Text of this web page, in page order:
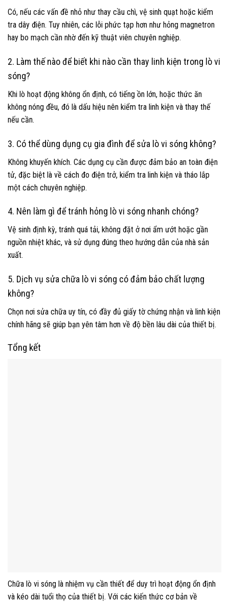
Có, nếu các vấn đề nhỏ như thay cầu chì, vệ sinh quạt hoặc kiểm
tra dây điện. Tuy nhiên, các lỗi phức tạp hơn như hỏng magnetron
hay bo mạch cần nhờ đến kỹ thuật viên chuyên nghiệp.
2. Làm thế nào để biết khi nào cần thay linh kiện trong lò vi
sóng?
Khi lò hoạt động không ổn định, có tiếng ồn lớn, hoặc thức ăn
không nóng đều, đó là dấu hiệu nên kiểm tra linh kiện và thay thế
nếu cần.
3. Có thể dùng dụng cụ gia đình để sửa lò vi sóng không?
Không khuyến khích. Các dụng cụ cần được đảm bảo an toàn điện
tử, đặc biệt là về cách đo điện trở, kiểm tra linh kiện và tháo lắp
một cách chuyên nghiệp.
4. Nên làm gì để tránh hỏng lò vi sóng nhanh chóng?
Vệ sinh định kỳ, tránh quá tải, không đặt ở nơi ẩm ướt hoặc gần
nguồn nhiệt khác, và sử dụng đúng theo hướng dẫn của nhà sản
xuất.
5. Dịch vụ sửa chữa lò vi sóng có đảm bảo chất lượng
không?
Chọn nơi sửa chữa uy tín, có đầy đủ giấy tờ chứng nhận và linh kiện
chính hãng sẽ giúp bạn yên tâm hơn về độ bền lâu dài của thiết bị.
Tổng kết
Chữa lò vi sóng là nhiệm vụ cần thiết để duy trì hoạt động ổn định
và kéo dài tuổi thọ của thiết bị. Với các kiến thức cơ bản về